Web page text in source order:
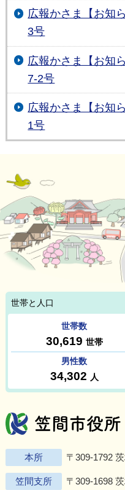
広報かさま【お知
3号
広報かさま【お知
7-2号
広報かさま【お知
1号
本所 〒309-1792
笠間支所 〒309-1698